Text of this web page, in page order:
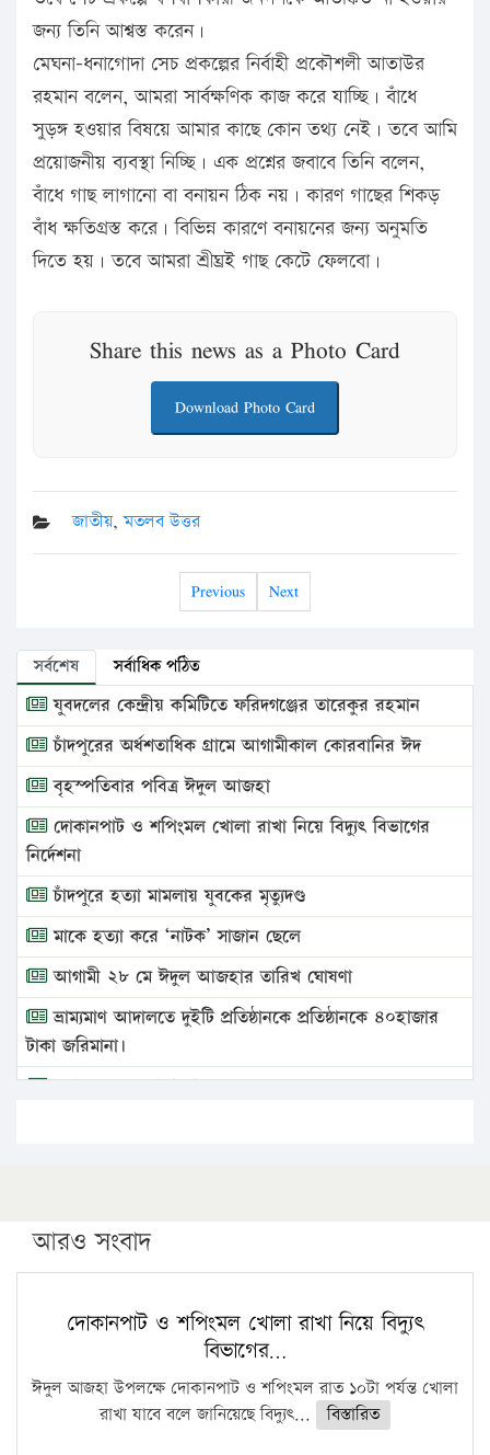
জন্য তিনি আশ্বস্ত করেন।
মেঘনা-ধনাগোদা সেচ প্রকল্পের নির্বাহী প্রকৌশলী আতাউর
রহমান বলেন, আমরা সার্বক্ষণিক কাজ করে যাচ্ছি। বাঁধে
সুড়ঙ্গ হওয়ার বিষয়ে আমার কাছে কোন তথ্য নেই। তবে আমি
প্রয়োজনীয় ব্যবস্থা নিচ্ছি। এক প্রশ্নের জবাবে তিনি বলেন,
বাঁধে গাছ লাগানো বা বনায়ন ঠিক নয়। কারণ গাছের শিকড়
বাঁধ ক্ষতিগ্রস্ত করে। বিভিন্ন কারণে বনায়নের জন্য অনুমতি
দিতে হয়। তবে আমরা শ্রীঘ্রই গাছ কেটে ফেলবো।
Share this news as a Photo Card
Download Photo Card
জাতীয়,মতলব উত্তর
Previous Next
সর্বশেষ সর্বাধিক পঠিত
যুবদলের কেন্দ্রীয় কমিটিতে ফরিদগঞ্জের তারেকুর রহমান
চাঁদপুরের অর্ধশতাধিক গ্রামে আগামীকাল কোরবানির ঈদ
বৃহস্পতিবার পবিত্র ঈদুল আজহা
দোকানপাট ও শপিংমল খোলা রাখা নিয়ে বিদ্যুৎ বিভাগের
নির্দেশনা
চাঁদপুরে হত্যা মামলায় যুবকের মৃত্যুদণ্ড
মাকে হত্যা করে ‘নাটক’ সাজান ছেলে
আগামী ২৮ মে ঈদুল আজহার তারিখ ঘোষণা
ভ্রাম্যমাণ আদালতে দুইটি প্রতিষ্ঠানকে প্রতিষ্ঠানকে ৪০হাজার
টাকা জরিমানা।
এবার লঞ্চের ভাড়া বাড়ল
পিএইচডি করছেন কুয়েটের কৃতি…
সারা দেশে বজ্রাঘাতে ১৪ জনের প্রাণহানি
কঠোর হচ্ছে এসএসসি ও এইচএসসি পরীক্ষা
ফরিদগঞ্জে আগুনে পুড়লো ৬ ব্যবসা প্রতিষ্ঠান
আরও সংবাদ
দোকানপাট ও শপিংমল খোলা রাখা নিয়ে বিদ্যুৎ
বিভাগের…
ঈদুল আজহা উপলক্ষে দোকানপাট ও শপিংমল রাত ১০টা পর্যন্ত খোলা
রাখা যাবে বলে জানিয়েছে বিদ্যুৎ...
বিস্তারিত